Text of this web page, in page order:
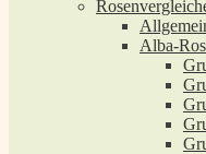
Alba-